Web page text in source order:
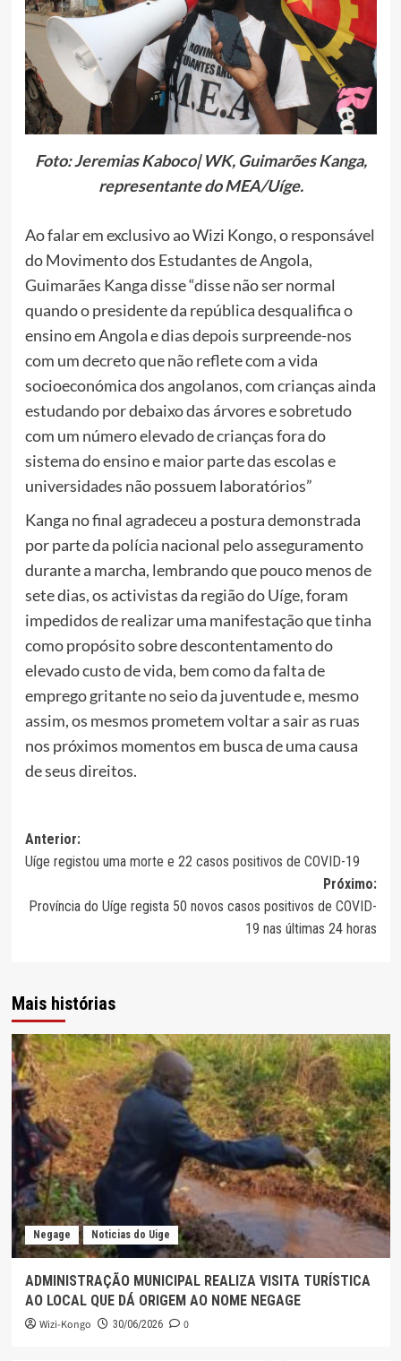
Foto: Jeremias Kaboco| WK, Guimarões Kanga,
representante do MEA/Uíge.
Ao falar em exclusivo ao Wizi Kongo, o responsável
do Movimento dos Estudantes de Angola,
Guimarães Kanga disse “disse não ser normal
quando o presidente da república desqualifica o
ensino em Angola e dias depois surpreende-nos
com um decreto que não reflete com a vida
socioeconómica dos angolanos, com crianças ainda
estudando por debaixo das árvores e sobretudo
com um número elevado de crianças fora do
sistema do ensino e maior parte das escolas e
universidades não possuem laboratórios”
Kanga no final agradeceu a postura demonstrada
por parte da polícia nacional pelo asseguramento
durante a marcha, lembrando que pouco menos de
sete dias, os activistas da região do Uíge, foram
impedidos de realizar uma manifestação que tinha
como propósito sobre descontentamento do
elevado custo de vida, bem como da falta de
emprego gritante no seio da juventude e, mesmo
assim, os mesmos prometem voltar a sair as ruas
nos próximos momentos em busca de uma causa
de seus direitos.
Navegação
de
artigos
Anterior:
Uíge registou uma morte e 22 casos positivos de COVID-19
Próximo:
Província do Uíge regista 50 novos casos positivos de COVID-
19 nas últimas 24 horas
Mais histórias
Negage Noticias do Uige
ADMINISTRAÇÃO MUNICIPAL REALIZA VISITA TURÍSTICA
AO LOCAL QUE DÁ ORIGEM AO NOME NEGAGE
Wizi-Kongo 30/06/2026 0